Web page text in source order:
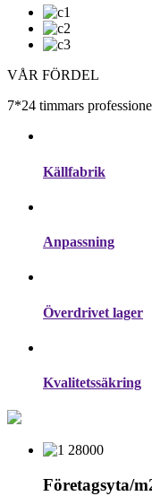
VÅR FÖRDEL
7*24 timmars
Källfabrik
Anpassning
Överdrivet lager
Kvalitetssäkring
28000
Företagsyta/